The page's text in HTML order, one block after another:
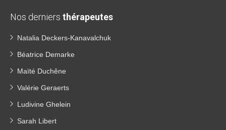
Nos derniers thérapeutes
Natalia Deckers-Kanavalchuk
Béatrice Demarke
Maïté Duchêne
Valérie Geraerts
Ludivine Ghelein
Sarah Libert